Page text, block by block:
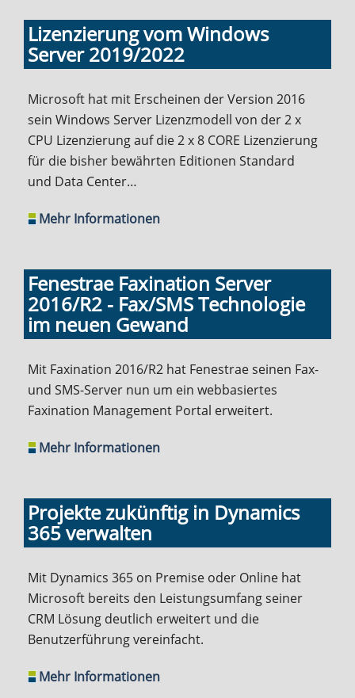
Lizenzierung vom Windows
Server 2019/2022
Microsoft hat mit Erscheinen der Version 2016
sein Windows Server Lizenzmodell von der 2 x
CPU Lizenzierung auf die 2 x 8 CORE Lizenzierung
für die bisher bewährten Editionen Standard
und Data Center…
Mehr Informationen
Fenestrae Faxination Server
2016/R2 - Fax/SMS Technologie
im neuen Gewand
Mit Faxination 2016/R2 hat Fenestrae seinen Fax-
und SMS-Server nun um ein webbasiertes
Faxination Management Portal erweitert.
Mehr Informationen
Projekte zukünftig in Dynamics
365 verwalten
Mit Dynamics 365 on Premise oder Online hat
Microsoft bereits den Leistungsumfang seiner
CRM Lösung deutlich erweitert und die
Benutzerführung vereinfacht.
Mehr Informationen